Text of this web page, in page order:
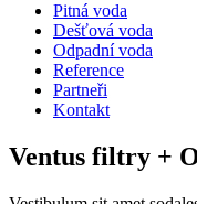
Pitná voda
Dešťová voda
Odpadní voda
Reference
Partneři
Kontakt
Ventus filtry +